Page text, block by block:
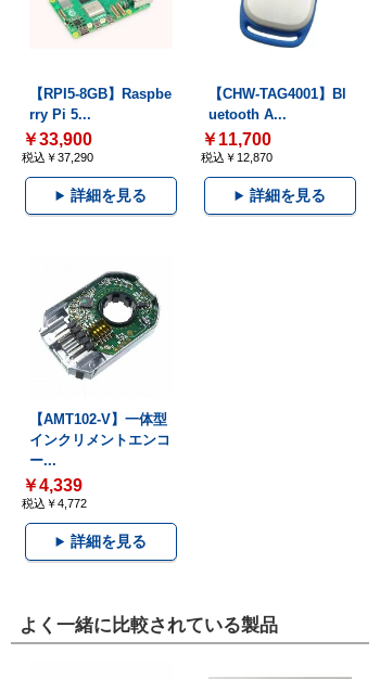
【RPI5-8GB】Raspbe
rry Pi 5...
￥33,900
税込￥37,290
詳細を見る
【CHW-TAG4001】Bl
uetooth A...
￥11,700
税込￥12,870
詳細を見る
【AMT102-V】一体型
インクリメントエンコ
ー...
￥4,339
税込￥4,772
詳細を見る
よく一緒に比較されている製品